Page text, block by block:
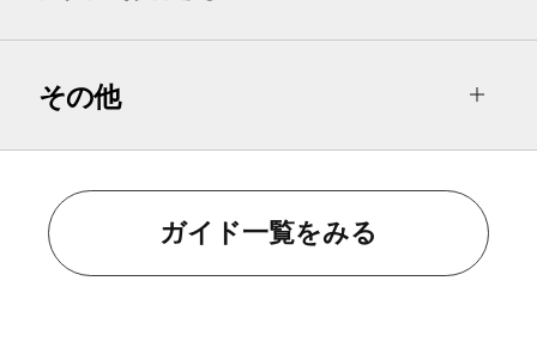
その他
ガイド一覧をみる